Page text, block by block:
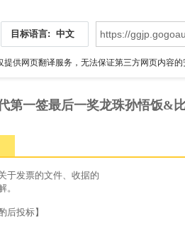
目标语言: 中文
提供网页翻译服务，无法保证第三方网页内容